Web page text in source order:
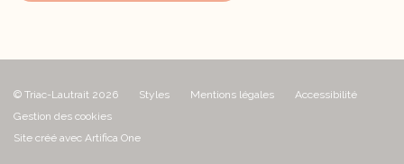
© Triac-Lautrait 2026 Styles Mentions légales
Accessibilité
Gestion des cookies
Site créé avec Artifica One